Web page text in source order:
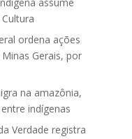
ordena ações
Gerais, por
na amazônia,
indígenas
Verdade registra